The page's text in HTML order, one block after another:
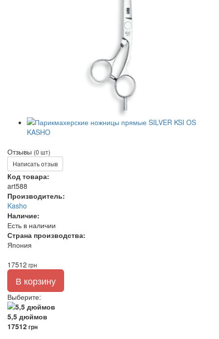
Отзывы (0 шт)
Написать отзыв
Код товара:
art588
Производитель:
Kasho
Наличие:
Есть в наличии
Страна производства:
Япония
17512 грн
В корзину
Выберите:
5,5 дюймов
17512грн